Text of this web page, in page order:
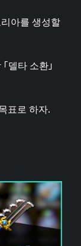
아를 생성할
델타 소환」
표로 하자.